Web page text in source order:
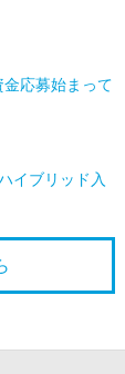
応募始まって
イブリッド入